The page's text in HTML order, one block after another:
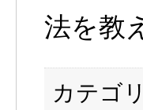
法を教
カテゴ